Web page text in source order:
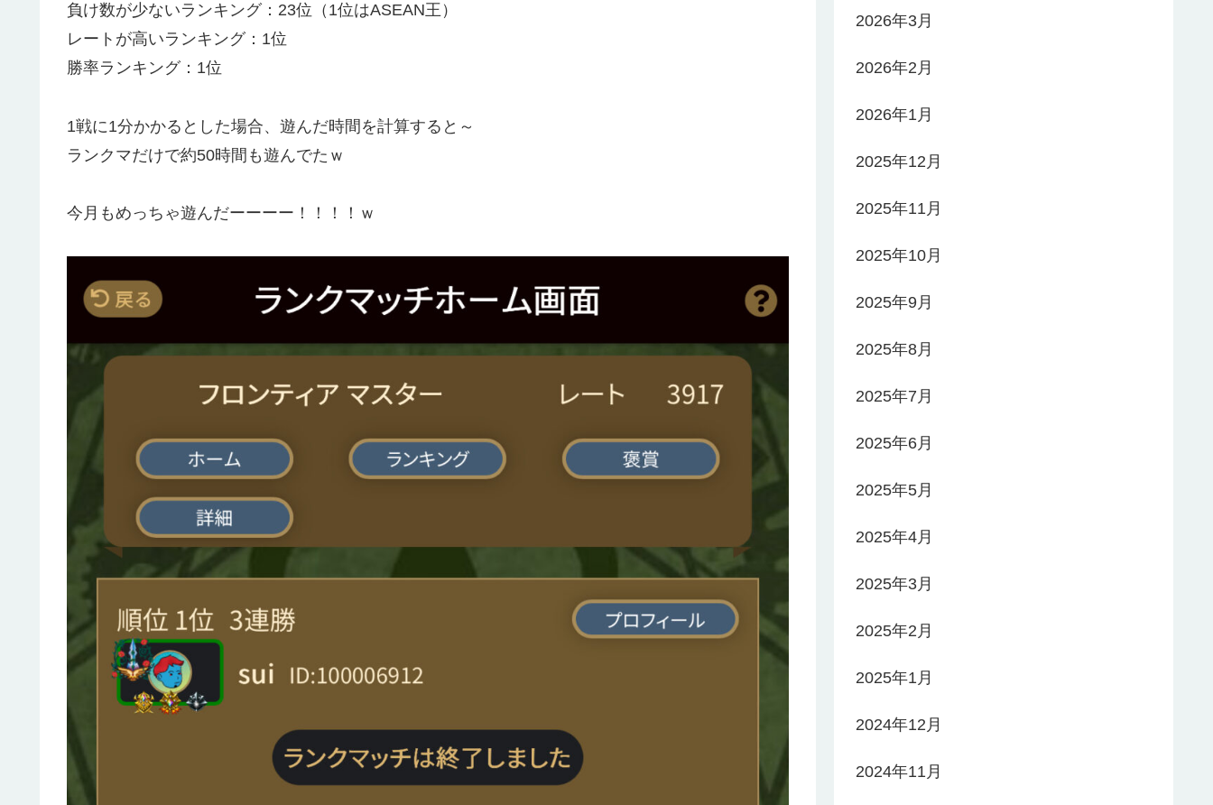
負け数が少ないランキング：23位（1位はASEAN王）
レートが高いランキング：1位
勝率ランキング：1位
1戦に1分かかるとした場合、遊んだ時間を計算すると～
ランクマだけで約50時間も遊んでたｗ
今月もめっちゃ遊んだーーーー！！！！ｗ
2026年3月
2026年2月
2026年1月
2025年12月
2025年11月
2025年10月
2025年9月
2025年8月
2025年7月
2025年6月
2025年5月
2025年4月
2025年3月
2025年2月
2025年1月
2024年12月
2024年11月